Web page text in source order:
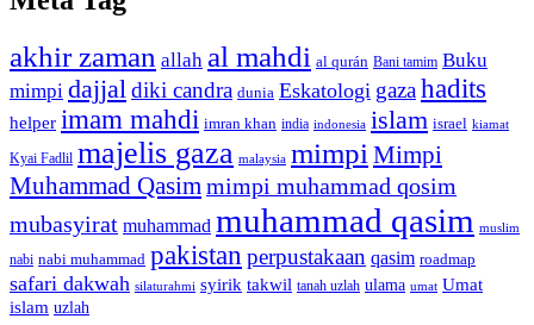
akhir zaman allah al mahdi al qurán Bani tamim Buku
mimpi dajjal diki candra dunia Eskatologi gazahadits
helper imam mahdi imran khan india indonesia islam israel kiamat
Kyai Fadlil majelis gaza malaysia mimpi Mimpi
Muhammad Qasim mimpi muhammad qosim
mubasyirat muhammad muhammad qasim muslim
nabi nabi muhammad pakistan perpustakaan qasim roadmap
safari dakwah silaturahmi syirik takwil tanah uzlah ulama umat Umat
islam uzlah